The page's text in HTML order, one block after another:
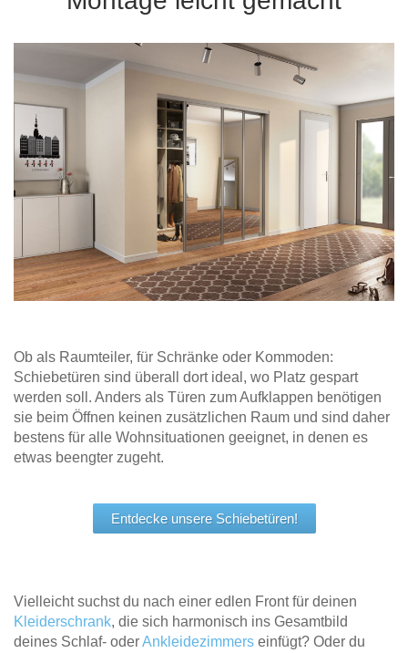
Schuhschrank
Hängeschrank
Hängeboard
Kommode
TV-Möbel
Massivholz
Badregal
SpiegelschrankPolstermöbel
Ecksofa
Sessel
Schlafsessel
Küche
Produktlinie
Selection
Outdoorküche
Produktlinie
Ob als Raumteiler, für Schränke oder Kommoden:
Schiebetüren sind überall dort ideal, wo Platz gespart
werden soll. Anders als Türen zum Aufklappen benötigen
sie beim Öffnen keinen zusätzlichen Raum und sind daher
bestens für alle Wohnsituationen geeignet, in denen es
etwas beengter zugeht.
Entdecke unsere Schiebetüren!
Vielleicht suchst du nach einer edlen Front für deinen
Kleiderschrank, die sich harmonisch ins Gesamtbild
deines Schlaf- oderAnkleidezimmers einfügt? Oder du
Für Dachschrägen
Hängeboards
Kommoden
Massivholz-Schränke & -Regale
Regale
Schiebetüren
Sofas & Schlafsofas
Tische & Bänke